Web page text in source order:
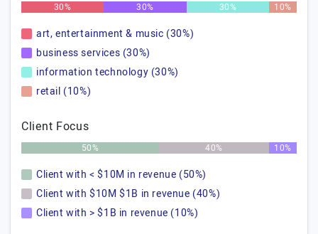
30% 30% 30% 10%
art, entertainment & music (30%)
business services (30%)
information technology (30%)
retail (10%)
Client Focus
50% 40% 10%
Client with < $10M in revenue (50%)
Client with $10M $1B in revenue (40%)
Client with > $1B in revenue (10%)